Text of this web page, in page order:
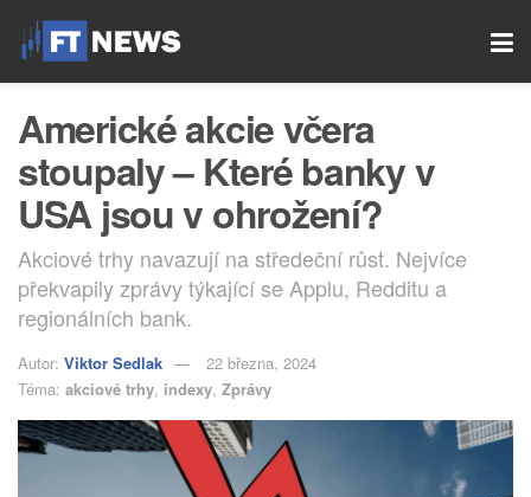
Americké akcie včera
stoupaly – Které banky v
USA jsou v ohrožení?
Akciové trhy navazují na středeční růst. Nejvíce
překvapily zprávy týkající se Applu, Redditu a
regionálních bank.
Autor: Viktor Sedlak
22 března, 2024
Téma: akciové trhy, indexy, Zprávy